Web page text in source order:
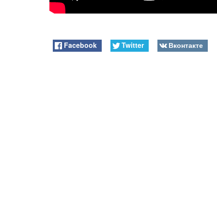
Facebook Twitter Вконтакте